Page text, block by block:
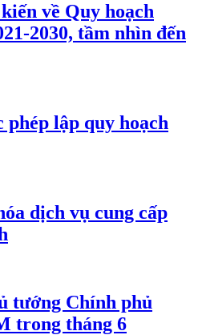
về Quy hoạch
2030, tầm nhìn đến
phép lập quy hoạch
dịch vụ cung cấp
tướng Chính phủ
trong tháng 6